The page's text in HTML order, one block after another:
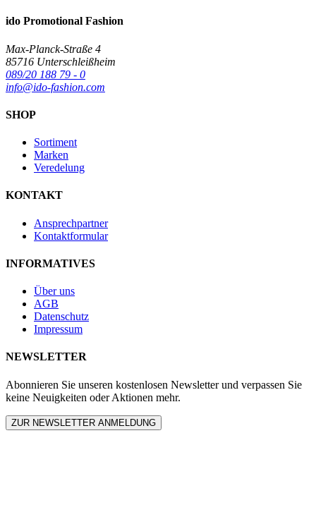
ido Promotional Fashion
Max-Planck-Straße 4
85716 Unterschleißheim
089/20 188 79 - 0
info@ido-fashion.com
SHOP
Sortiment
Marken
Veredelung
KONTAKT
Ansprechpartner
Kontaktformular
INFORMATIVES
Über uns
AGB
Datenschutz
Impressum
NEWSLETTER
Abonnieren Sie unseren kostenlosen Newsletter und verpassen Sie
keine Neuigkeiten oder Aktionen mehr.
ZUR NEWSLETTER ANMELDUNG